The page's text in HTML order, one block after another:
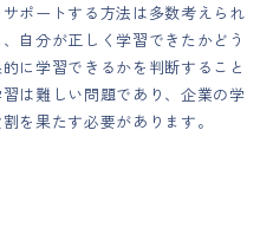
ポートする方法は多数考えられ
自分が正しく学習できたかどう
に学習できるかを判断すること
は難しい問題であり、企業の学
を果たす必要があります。